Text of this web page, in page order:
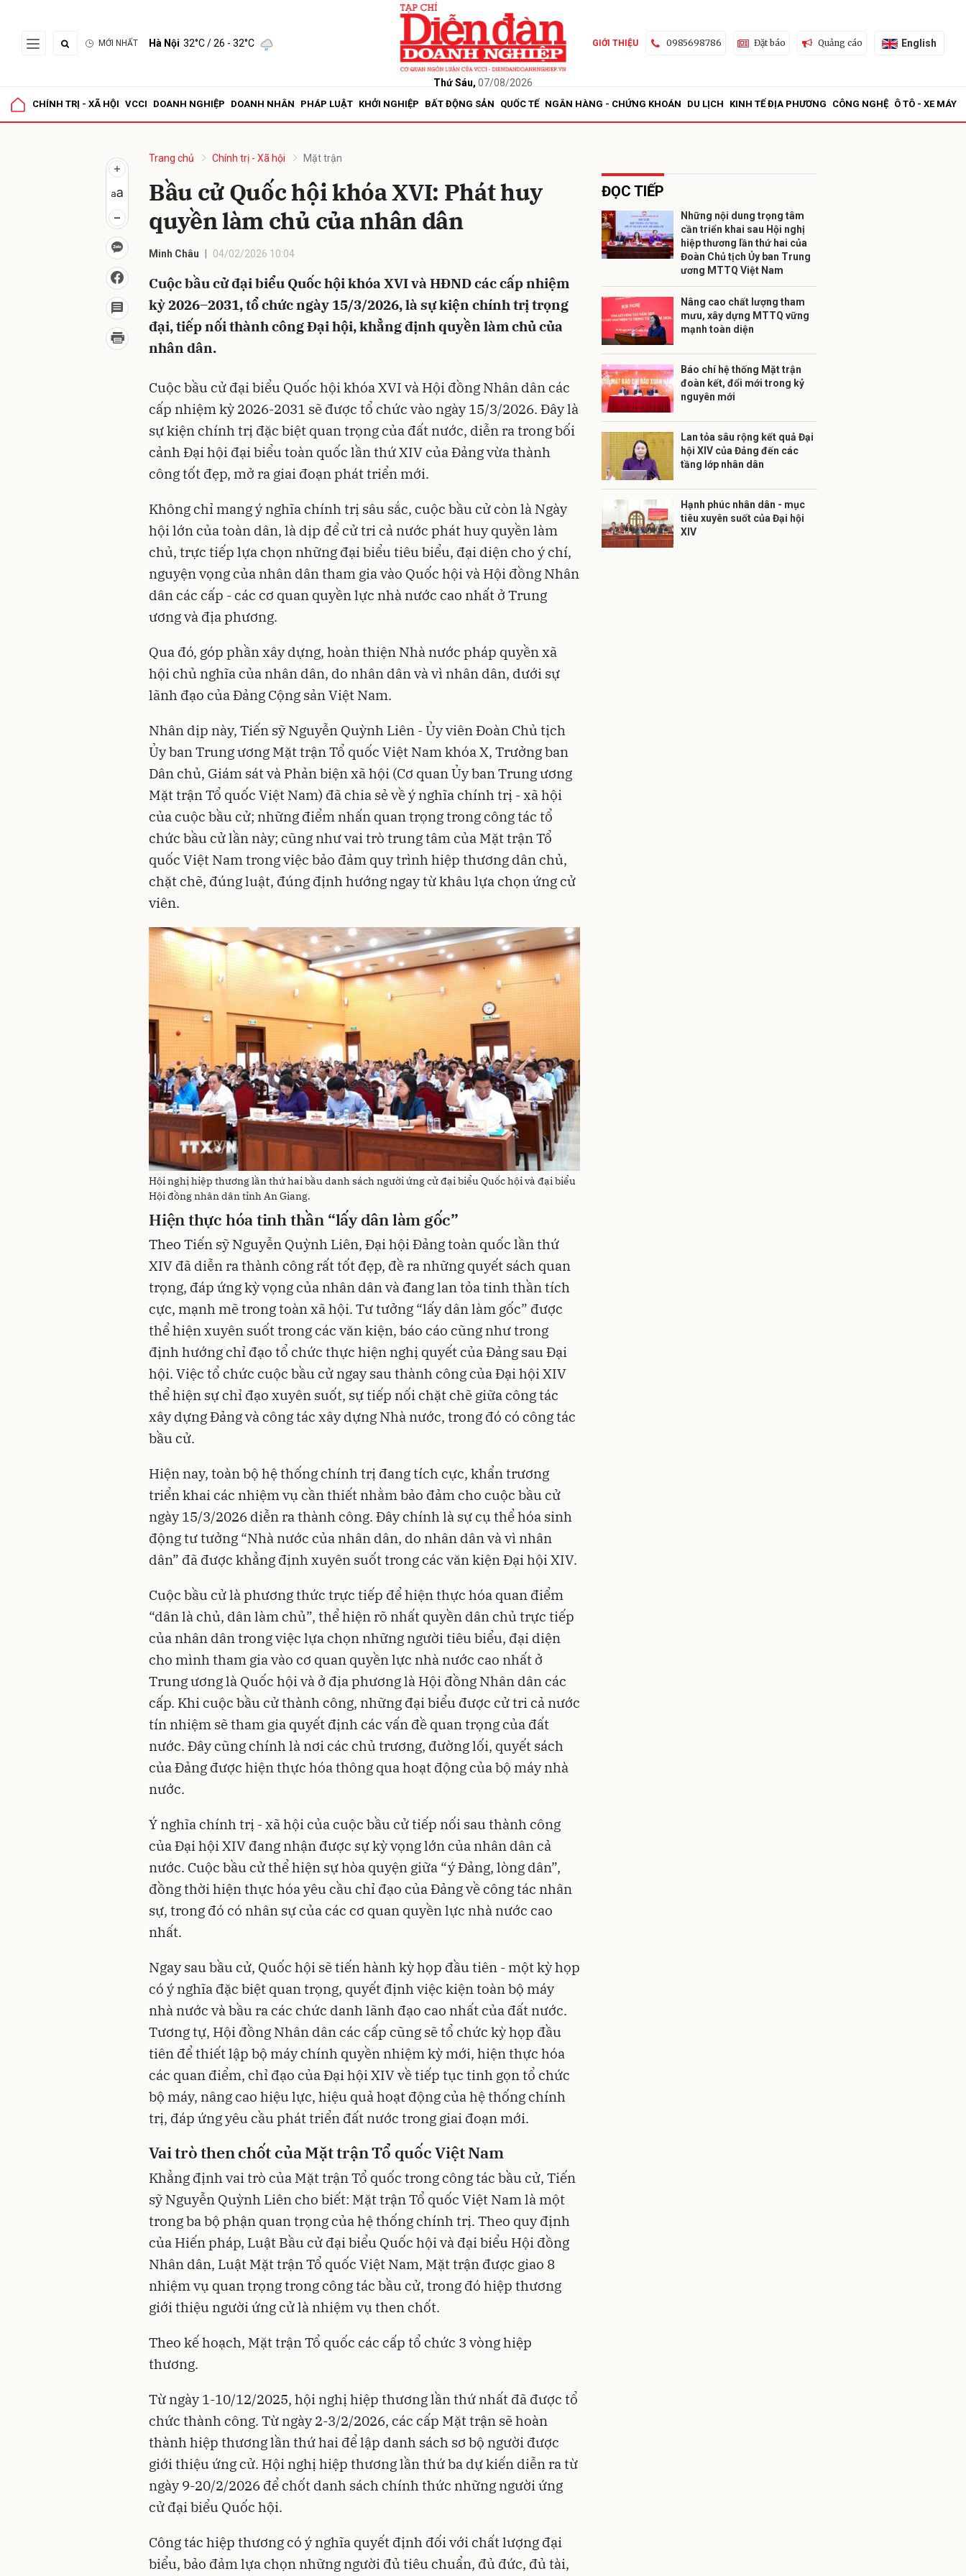
MỚI NHẤT Hà Nội 32°C/ 26 - 32°C
Thứ Sáu, 07/08/2026
GIỚI THIỆU 0985698786 Đặt báo Quảng cáo English
CHÍNH TRỊ - XÃ HỘI VCCI DOANH NGHIỆP DOANH NHÂN PHÁP LUẬT KHỞI NGHIỆP BẤT ĐỘNG SẢN QUỐC TẾ NGÂN HÀNG - CHỨNG KHOÁN DU LỊCH KINH TẾ ĐỊA PHƯƠNG CÔNG NGHỆ Ô TÔ - XE MÁY
Trang chủ Chính trị - Xã hội Mặt trận
Bầu cử Quốc hội khóa XVI: Phát huy
quyền làm chủ của nhân dân
Minh Châu 04/02/2026 10:04
Cuộc bầu cử đại biểu Quốc hội khóa XVI và HĐND các cấp nhiệm
kỳ 2026–2031, tổ chức ngày 15/3/2026, là sự kiện chính trị trọng
đại, tiếp nối thành công Đại hội, khẳng định quyền làm chủ của
nhân dân.
Cuộc bầu cử đại biểu Quốc hội khóa XVI và Hội đồng Nhân dân các
cấp nhiệm kỳ 2026-2031 sẽ được tổ chức vào ngày 15/3/2026. Đây là
sự kiện chính trị đặc biệt quan trọng của đất nước, diễn ra trong bối
cảnh Đại hội đại biểu toàn quốc lần thứ XIV của Đảng vừa thành
công tốt đẹp, mở ra giai đoạn phát triển mới.
Không chỉ mang ý nghĩa chính trị sâu sắc, cuộc bầu cử còn là Ngày
hội lớn của toàn dân, là dịp để cử tri cả nước phát huy quyền làm
chủ, trực tiếp lựa chọn những đại biểu tiêu biểu, đại diện cho ý chí,
nguyện vọng của nhân dân tham gia vào Quốc hội và Hội đồng Nhân
dân các cấp - các cơ quan quyền lực nhà nước cao nhất ở Trung
ương và địa phương.
Qua đó, góp phần xây dựng, hoàn thiện Nhà nước pháp quyền xã
hội chủ nghĩa của nhân dân, do nhân dân và vì nhân dân, dưới sự
lãnh đạo của Đảng Cộng sản Việt Nam.
Nhân dịp này, Tiến sỹ Nguyễn Quỳnh Liên - Ủy viên Đoàn Chủ tịch
Ủy ban Trung ương Mặt trận Tổ quốc Việt Nam khóa X, Trưởng ban
Dân chủ, Giám sát và Phản biện xã hội (Cơ quan Ủy ban Trung ương
Mặt trận Tổ quốc Việt Nam) đã chia sẻ về ý nghĩa chính trị - xã hội
của cuộc bầu cử; những điểm nhấn quan trọng trong công tác tổ
chức bầu cử lần này; cũng như vai trò trung tâm của Mặt trận Tổ
quốc Việt Nam trong việc bảo đảm quy trình hiệp thương dân chủ,
chặt chẽ, đúng luật, đúng định hướng ngay từ khâu lựa chọn ứng cử
viên.
Hội nghị hiệp thương lần thứ hai bầu danh sách người ứng cử đại biểu Quốc hội và đại biểu
Hội đồng nhân dân tỉnh An Giang.
Hiện thực hóa tinh thần “lấy dân làm gốc”
Theo Tiến sỹ Nguyễn Quỳnh Liên, Đại hội Đảng toàn quốc lần thứ
XIV đã diễn ra thành công rất tốt đẹp, đề ra những quyết sách quan
trọng, đáp ứng kỳ vọng của nhân dân và đang lan tỏa tinh thần tích
cực, mạnh mẽ trong toàn xã hội. Tư tưởng “lấy dân làm gốc” được
thể hiện xuyên suốt trong các văn kiện, báo cáo cũng như trong
định hướng chỉ đạo tổ chức thực hiện nghị quyết của Đảng sau Đại
hội. Việc tổ chức cuộc bầu cử ngay sau thành công của Đại hội XIV
thể hiện sự chỉ đạo xuyên suốt, sự tiếp nối chặt chẽ giữa công tác
xây dựng Đảng và công tác xây dựng Nhà nước, trong đó có công tác
bầu cử.
Hiện nay, toàn bộ hệ thống chính trị đang tích cực, khẩn trương
triển khai các nhiệm vụ cần thiết nhằm bảo đảm cho cuộc bầu cử
ngày 15/3/2026 diễn ra thành công. Đây chính là sự cụ thể hóa sinh
động tư tưởng “Nhà nước của nhân dân, do nhân dân và vì nhân
dân” đã được khẳng định xuyên suốt trong các văn kiện Đại hội XIV.
Cuộc bầu cử là phương thức trực tiếp để hiện thực hóa quan điểm
“dân là chủ, dân làm chủ”, thể hiện rõ nhất quyền dân chủ trực tiếp
của nhân dân trong việc lựa chọn những người tiêu biểu, đại diện
cho mình tham gia vào cơ quan quyền lực nhà nước cao nhất ở
Trung ương là Quốc hội và ở địa phương là Hội đồng Nhân dân các
cấp. Khi cuộc bầu cử thành công, những đại biểu được cử tri cả nước
tín nhiệm sẽ tham gia quyết định các vấn đề quan trọng của đất
nước. Đây cũng chính là nơi các chủ trương, đường lối, quyết sách
của Đảng được hiện thực hóa thông qua hoạt động của bộ máy nhà
nước.
Ý nghĩa chính trị - xã hội của cuộc bầu cử tiếp nối sau thành công
của Đại hội XIV đang nhận được sự kỳ vọng lớn của nhân dân cả
nước. Cuộc bầu cử thể hiện sự hòa quyện giữa “ý Đảng, lòng dân”,
đồng thời hiện thực hóa yêu cầu chỉ đạo của Đảng về công tác nhân
sự, trong đó có nhân sự của các cơ quan quyền lực nhà nước cao
nhất.
Ngay sau bầu cử, Quốc hội sẽ tiến hành kỳ họp đầu tiên - một kỳ họp
có ý nghĩa đặc biệt quan trọng, quyết định việc kiện toàn bộ máy
nhà nước và bầu ra các chức danh lãnh đạo cao nhất của đất nước.
Tương tự, Hội đồng Nhân dân các cấp cũng sẽ tổ chức kỳ họp đầu
tiên để thiết lập bộ máy chính quyền nhiệm kỳ mới, hiện thực hóa
các quan điểm, chỉ đạo của Đại hội XIV về tiếp tục tinh gọn tổ chức
bộ máy, nâng cao hiệu lực, hiệu quả hoạt động của hệ thống chính
trị, đáp ứng yêu cầu phát triển đất nước trong giai đoạn mới.
Vai trò then chốt của Mặt trận Tổ quốc Việt Nam
Khẳng định vai trò của Mặt trận Tổ quốc trong công tác bầu cử, Tiến
sỹ Nguyễn Quỳnh Liên cho biết: Mặt trận Tổ quốc Việt Nam là một
trong ba bộ phận quan trọng của hệ thống chính trị. Theo quy định
của Hiến pháp, Luật Bầu cử đại biểu Quốc hội và đại biểu Hội đồng
Nhân dân, Luật Mặt trận Tổ quốc Việt Nam, Mặt trận được giao 8
nhiệm vụ quan trọng trong công tác bầu cử, trong đó hiệp thương
giới thiệu người ứng cử là nhiệm vụ then chốt.
Theo kế hoạch, Mặt trận Tổ quốc các cấp tổ chức 3 vòng hiệp
thương.
Từ ngày 1-10/12/2025, hội nghị hiệp thương lần thứ nhất đã được tổ
chức thành công. Từ ngày 2-3/2/2026, các cấp Mặt trận sẽ hoàn
thành hiệp thương lần thứ hai để lập danh sách sơ bộ người được
giới thiệu ứng cử. Hội nghị hiệp thương lần thứ ba dự kiến diễn ra từ
ngày 9-20/2/2026 để chốt danh sách chính thức những người ứng
cử đại biểu Quốc hội.
Công tác hiệp thương có ý nghĩa quyết định đối với chất lượng đại
biểu, bảo đảm lựa chọn những người đủ tiêu chuẩn, đủ đức, đủ tài,
ĐỌC TIẾP
Những nội dung trọng tâm
cần triển khai sau Hội nghị
hiệp thương lần thứ hai của
Đoàn Chủ tịch Ủy ban Trung
ương MTTQ Việt Nam
Nâng cao chất lượng tham
mưu, xây dựng MTTQ vững
mạnh toàn diện
Báo chí hệ thống Mặt trận
đoàn kết, đổi mới trong kỷ
nguyên mới
Lan tỏa sâu rộng kết quả Đại
hội XIV của Đảng đến các
tầng lớp nhân dân
Hạnh phúc nhân dân - mục
tiêu xuyên suốt của Đại hội
XIV
Gửi